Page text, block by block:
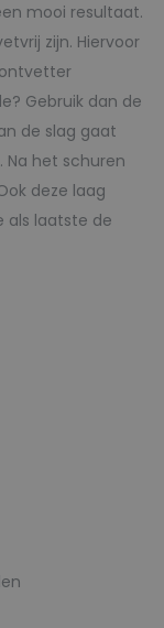
mooi resultaat.
zijn. Hiervoor
Gebruik dan de
de slag gaat
Na het schuren
deze laag
als laatste de